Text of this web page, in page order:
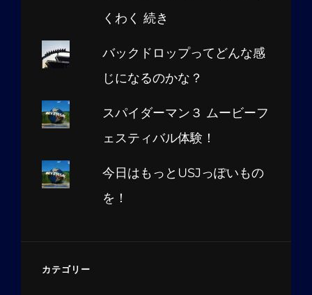
くわく 続き
バックドロップってどんな感
じになるのかな？
スパイダーマン３ ムービーフ
ェスティバル体験！
今日はもっとUSJっぽいもの
を！
カテゴリー